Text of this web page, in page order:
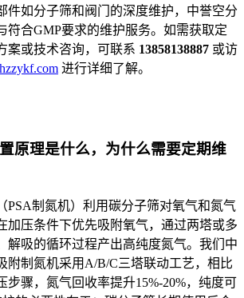
件如分子筛和阀门的深度维护，中誉空分
符合GMP要求的维护服务。如需获取定
案或技术咨询，可联系 13858138887 或访
进行详细了解。
原理是什么，为什么需要定期维
PSA制氮机）利用碳分子筛对氧气和氮气
加压条件下优先吸附氧气，通过两塔或多
解吸的循环过程产出高纯度氮气。我们中
附制氮机采用A/B/C三塔联动工艺，相比
步骤，氮气回收率提升15%-20%，纯度可